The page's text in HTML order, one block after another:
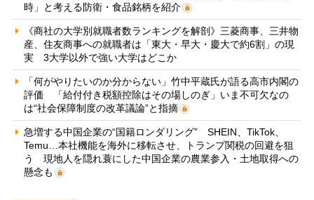
時」と考える防衛・食品銘柄を紹介
《商社の大学別就職者数ランキングを解剖》三菱商事、三井物
産、住友商事への就職者は「東大・早大・慶大で約6割」の現
実 3大学以外で強い大学はどこか
「何がやりたいのか分からない」竹中平蔵氏が語る高市内閣の
評価 「給付付き税額控除はその場しのぎ」いま不可欠なの
は“社会保障制度の改革議論”と指摘
急増する中国企業の“国籍ロンダリング” SHEIN、TikTok、
Temu…本社機能を海外に移転させ、トランプ関税の回避を狙
う 現地人を隠れ蓑にした中国企業の農業参入・土地取得への
懸念も